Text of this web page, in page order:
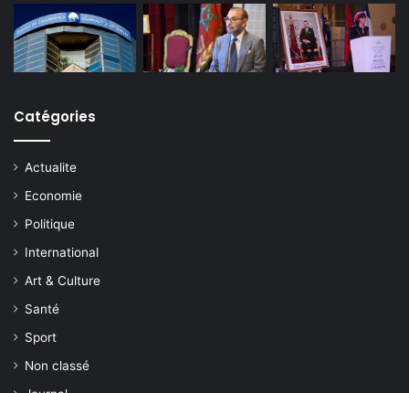
Catégories
Actualite
Economie
Politique
International
Art & Culture
Santé
Sport
Non classé